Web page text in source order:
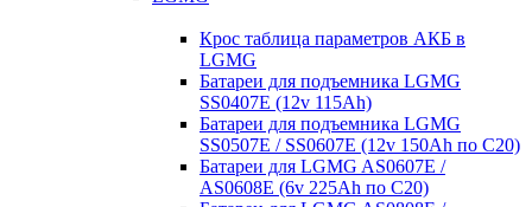
Крос таблица параметров АКБ в
LGMG
Батареи для подъемника LGMG
SS0407E (12v 115Ah)
Батареи для подъемника LGMG
SS0507E / SS0607E (12v 150Ah по С20)
Батареи для LGMG AS0607E /
AS0608E (6v 225Ah по С20)